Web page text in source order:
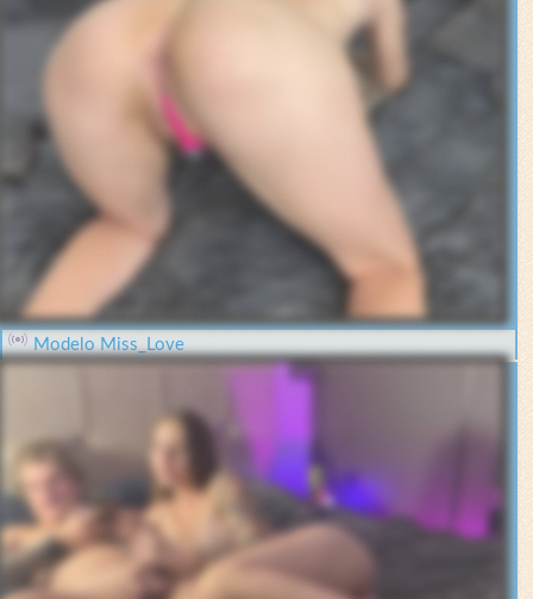
Modelo Miss_Love